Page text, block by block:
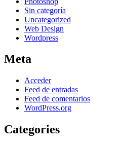
Sin categoría
Uncategorized
Web Design
Wordpress
Meta
Acceder
Feed de entradas
Feed de comentarios
WordPress.org
Categories